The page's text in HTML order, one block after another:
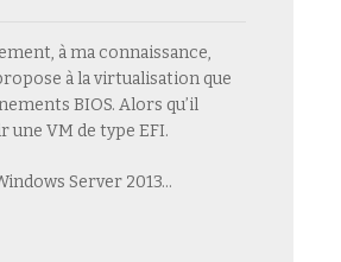
à ma connaissance,
à la virtualisation que
BIOS. Alors qu’il
une VM de type EFI.
Server 2013…